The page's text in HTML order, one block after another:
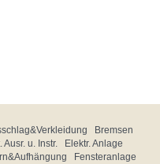
Bremsen
Ausr. u. Instr.
Elektr. Anlage
Fensteranlage